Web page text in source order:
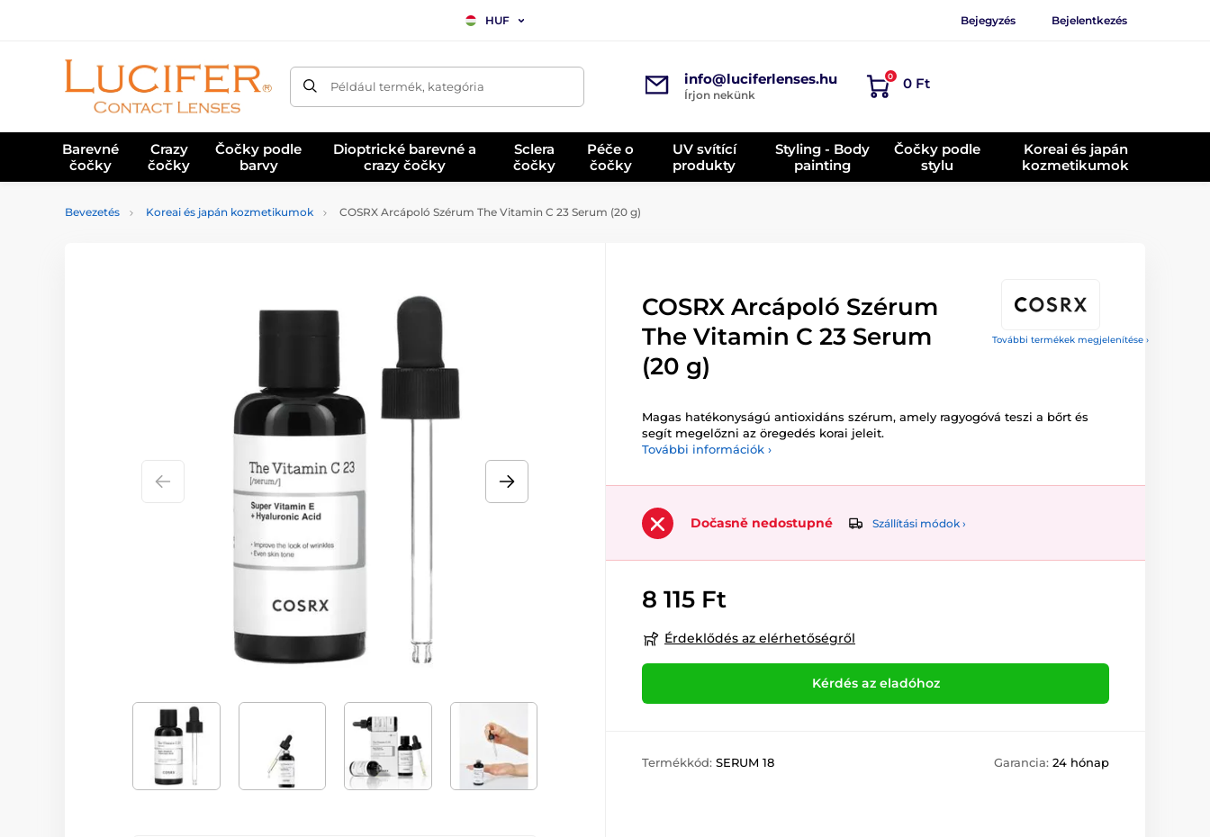
HUF Bejegyzés Bejelentkezés
Például termék, kategória info@luciferlenses.hu
Írjon nekünk
0 0 Ft
Barevné
čočky
Crazy
čočky
Čočky podle
barvy
Dioptrické barevné a
crazy čočky
Sclera
čočky
Péče o
čočky
UV svítící
produkty
Styling - Body
painting
Čočky podle
stylu
Koreai és japán
kozmetikumok
Bevezetés Koreai és japán kozmetikumok COSRX Arcápoló Szérum The Vitamin C 23 Serum (20 g)
További termékek megjelenítése ›
COSRX Arcápoló Szérum
The Vitamin C 23 Serum
(20 g)
Magas hatékonyságú antioxidáns szérum, amely ragyogóvá teszi a bőrt és
segít megelőzni az öregedés korai jeleit.
További információk ›
Dočasně nedostupné Szállítási módok ›
8 115 Ft
Érdeklődés az elérhetőségről
Kérdés az eladóhoz
Termékkód: SERUM 18 Garancia: 24 hónap